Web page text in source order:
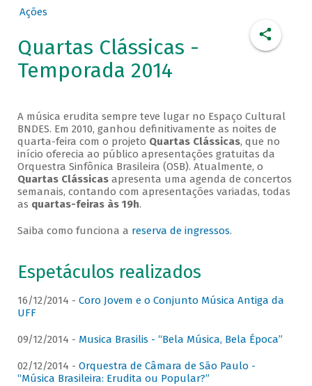
Ações
Quartas Clássicas -
Temporada 2014
A música erudita sempre teve lugar no Espaço Cultural
BNDES. Em 2010, ganhou definitivamente as noites de
quarta-feira com o projeto Quartas Clássicas, que no
início oferecia ao público apresentações gratuitas da
Orquestra Sinfônica Brasileira (OSB). Atualmente, o
Quartas Clássicasapresenta uma agenda de concertos
semanais, contando com apresentações variadas, todas
as quartas-feiras às 19h.
Saiba como funciona a reserva de ingressos.
Espetáculos realizados
16/12/2014 - Coro Jovem e o Conjunto Música Antiga da
UFF
09/12/2014 - Musica Brasilis - “Bela Música, Bela Época”
02/12/2014 - Orquestra de Câmara de São Paulo -
“Música Brasileira: Erudita ou Popular?”